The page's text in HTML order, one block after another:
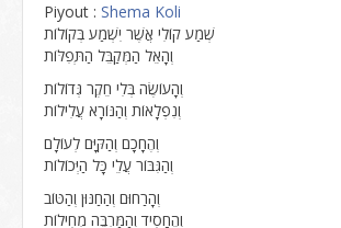
Piyout : Shema Koli
שְׁמַע קוֹלִי אֲשֶׁר יִשְׁמַע בְּקוֹלוֹת
וְהָאֵל הַמְּקַבֵּל הַתְּפִלּוֹת
וְהָעוֹשֶׂה בְּלִי חֵקֶר גְּדוֹלוֹת
וְנִפְלָאוֹת וְהַנּוֹרָא עֲלִילוֹת
וְהֶחָכָם וְהַקַּיָּם לְעוֹלָם
וְהַגִּבּוֹר עֲלֵי כָּל הַיְּכוֹלוֹת
וְהָרַחוּם וְהַחַנּוּן וְהַטּוֹב
וְהֶחָסִיד וְהַמַּרְבֶּה מְחִילוֹת